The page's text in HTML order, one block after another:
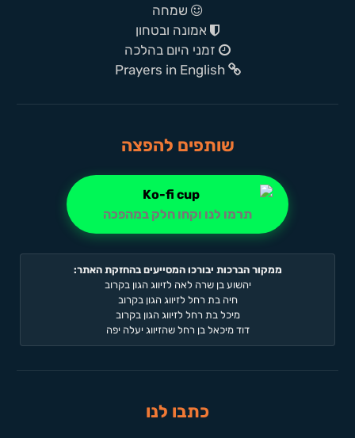
שמחה
אמונה ובטחון
זמני היום בהלכה
Prayers in English
שותפים להפצה
תרמו לנו וקחו חלק במהפכה
ממקור הברכות יבורכו המסייעים בהחזקת האתר:
יהשוע בן שרה לאה לזיווג הגון בקרוב
חיה בת רחל לזיווג הגון בקרוב
מיכל בת רחל לזיווג הגון בקרוב
דוד מיכאל בן רחל שהזיווג יעלה יפה
כתבו לנו